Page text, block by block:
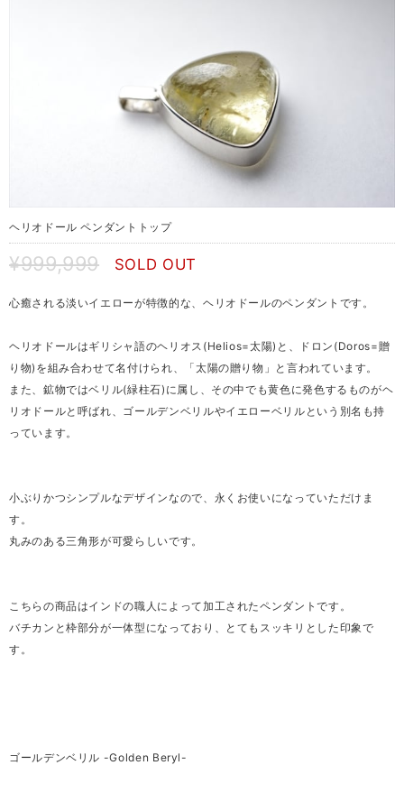
ヘリオドール ペンダントトップ
¥999,999 SOLD OUT
心癒される淡いイエローが特徴的な、ヘリオドールのペンダントです。
ヘリオドールはギリシャ語のヘリオス(Helios=太陽)と、ドロン(Doros=贈
り物)を組み合わせて名付けられ、「太陽の贈り物」と言われています。
また、鉱物ではベリル(緑柱石)に属し、その中でも黄色に発色するものがヘ
リオドールと呼ばれ、ゴールデンベリルやイエローベリルという別名も持
っています。
小ぶりかつシンプルなデザインなので、永くお使いになっていただけま
す。
丸みのある三角形が可愛らしいです。
こちらの商品はインドの職人によって加工されたペンダントです。
バチカンと枠部分が一体型になっており、とてもスッキリとした印象で
す。
ゴールデンベリル -Golden Beryl-